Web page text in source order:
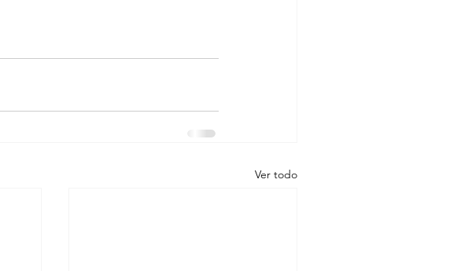
Ver todo